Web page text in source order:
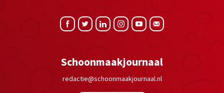
Schoonmaakjournaal
redactie@schoonmaakjournaal.nl